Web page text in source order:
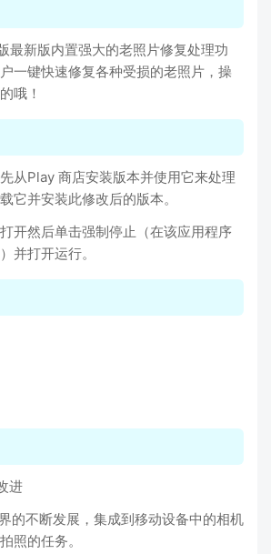
最新版内置强大的老照片修复处理功
一键快速修复各种受损的老照片，操
哦！
从Play 商店安装版本并使用它来处理
它并安装此修改后的版本。
开然后单击强制停止（在该应用程序
并打开运行。
进
的不断发展，集成到移动设备中的相机
照的任务。